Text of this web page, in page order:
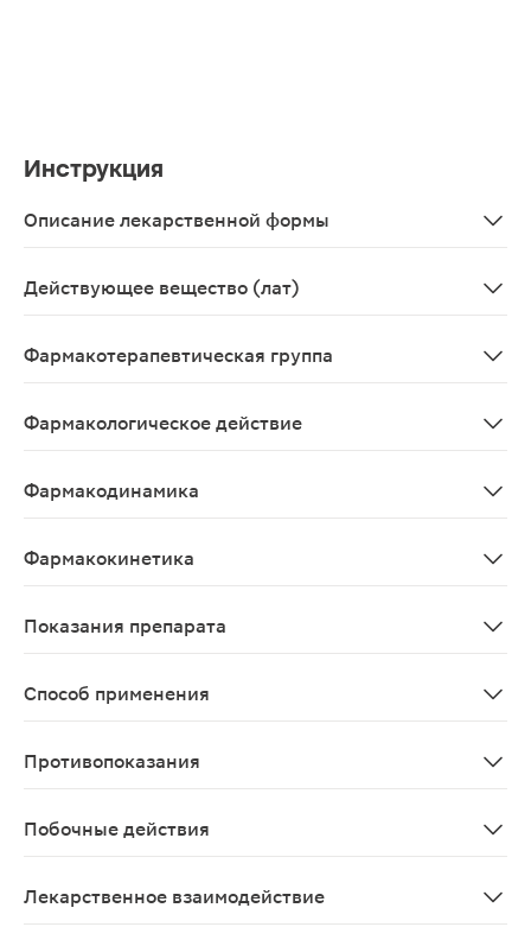
Инструкция
Описание лекарственной формы
Действующее вещество (лат)
Фармакотерапевтическая группа
Фармакологическое действие
Фармакодинамика
Фармакокинетика
Показания препарата
Способ применения
Противопоказания
Побочные действия
Лекарственное взаимодействие